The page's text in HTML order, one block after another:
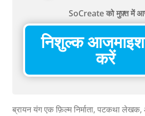
SoCreate को मुफ़्त में
निशुल्क
करें
ब्रायन यंग एक फ़िल्म निर्माता, पटकथा